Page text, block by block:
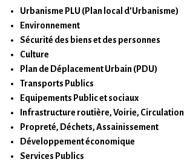
Urbanisme PLU (Plan local d’Urbanisme)
Environnement
Sécurité des biens et des personnes
Culture
Plan de Déplacement Urbain (PDU)
Transports Publics
Equipements Public et sociaux
Infrastructure routière, Voirie, Circulation
Propreté, Déchets, Assainissement
Développement économique
Services Publics